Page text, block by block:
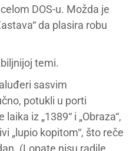
DOS-u. Možda je
da plasira robu
temi.
sasvim
potukli u porti
iz „1389“ i „Obraza“,
„lupio kopitom“, što reče
(Lopate nisu radile,